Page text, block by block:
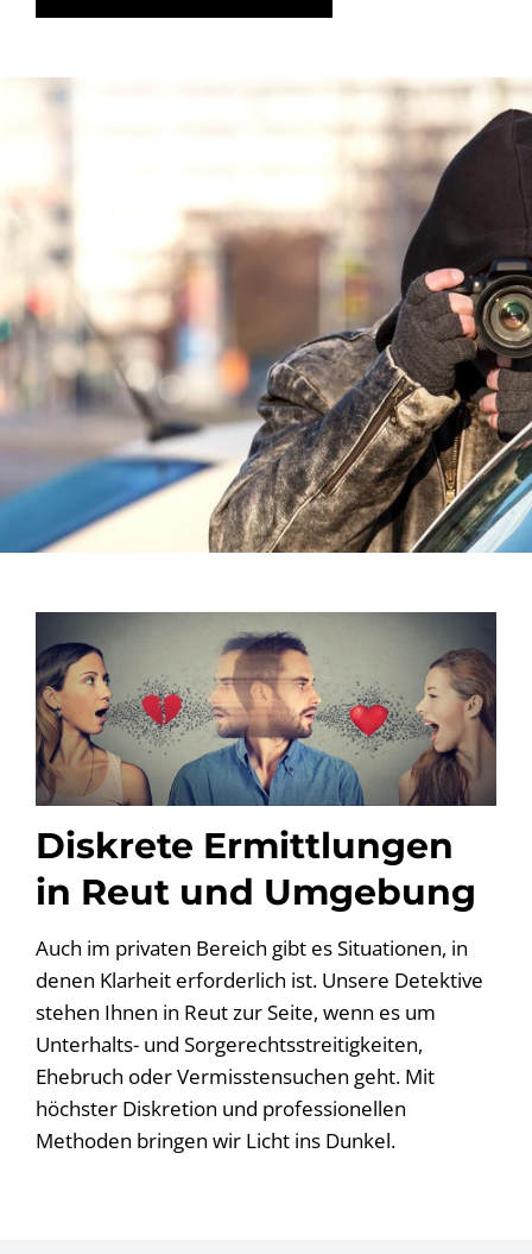
Diskrete Ermittlungen
in Reut und Umgebung
Auch im privaten Bereich gibt es Situationen, in
denen Klarheit erforderlich ist. Unsere Detektive
stehen Ihnen in Reut zur Seite, wenn es um
Unterhalts- und Sorgerechtsstreitigkeiten,
Ehebruch oder Vermisstensuchen geht. Mit
höchster Diskretion und professionellen
Methoden bringen wir Licht ins Dunkel.